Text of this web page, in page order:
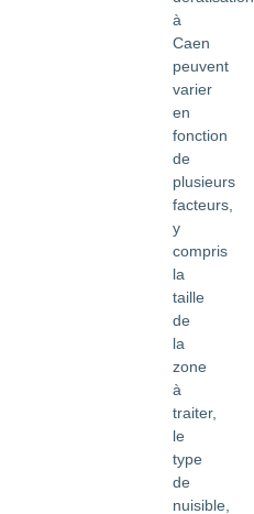
à
Caen
peuvent
varier
en
fonction
de
plusieurs
facteurs,
y
compris
la
taille
de
la
zone
à
traiter,
le
type
de
nuisible,